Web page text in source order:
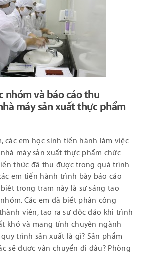
nhóm và báo cáo thu
máy sản xuất thực phẩm
các em học sinh tiến hành làm việc
máy sản xuất thực phẩm chức
thức đã thu được trong quá trình
em tiến hành trình bày báo cáo
trong trạm này là sự sáng tạo
Các em đã biết phân công
viên, tạo ra sự độc đáo khi trình
khó và mang tính chuyên ngành
trình sản xuất là gì? Sản phẩm
sẽ được vận chuyển đi đâu? Phòng